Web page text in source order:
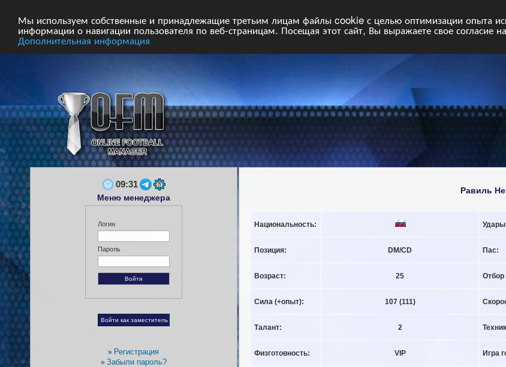
Мы используем собственные и принадлежащие третьим лицам файлы cookie с целью оптимизации опыта
информации о навигации пользователя по веб-страницам. Посещая этот сайт, Вы выражаете свое согласие
Дополнительная информация
Равиль
Национальность:
Позиция: DM/CD Пас:
Возраст: 25 Отбор
Сила (+опыт): 107 (111)
Талант: 2
Физготовность: VIP Игра
09:31
Меню менеджера
Логин
Пароль
» Регистрация
» Забыли пароль?